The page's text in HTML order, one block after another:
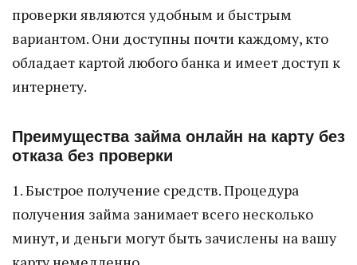
проверки являются удобным и быстрым
вариантом. Они доступны почти каждому, кто
обладает картой любого банка и имеет доступ к
интернету.
Преимущества займа онлайн на карту без
отказа без проверки
1. Быстрое получение средств. Процедура
получения займа занимает всего несколько
минут, и деньги могут быть зачислены на вашу